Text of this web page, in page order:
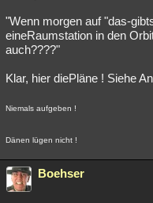
"Wenn morgen auf "das-
eineRaumstation in den
auch????"
Klar, hier diePläne ! Siehe
Niemals aufgeben !
Dänen lügen nicht !
Boehser